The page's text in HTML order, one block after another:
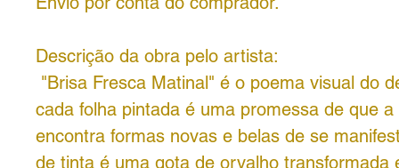
Descrição da obra pelo artista:
"Brisa Fresca Matinal" é o poema visual do
cada folha pintada é uma promessa de que
encontra formas novas e belas de se
de tinta é uma gota de orvalho transformada